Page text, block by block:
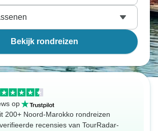
Bekijk rondreizen
op
200+ Noord-Marokko rondreizen
recensies van TourRadar-